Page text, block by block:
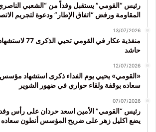
رئيس “القومي” يستقبل وفداً من “الشعبي
المقاومة ورفض “اتفاق الإطار” ودعوة لتجريم
13/07/2026
منفذية عكار في
حاشد
12/07/2026
«القومي» يحيي يوم الفداء ذكرى استشهاد
سعاده بوقفة ولقاء حواري في ضهور الشوير
07/07/2026
رئيس “القومي” الأمين اسعد حردان على رأس
يضع اكليل زهر على ضريح المؤسس أنطون